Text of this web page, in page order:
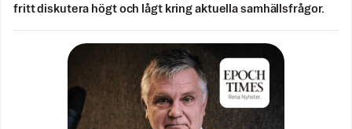
fritt diskutera högt och lågt kring aktuella samhällsfrågor.